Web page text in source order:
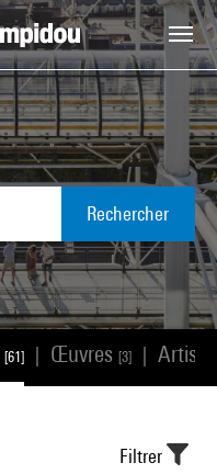
Rechercher
[61] Œuvres [3]
Filtrer